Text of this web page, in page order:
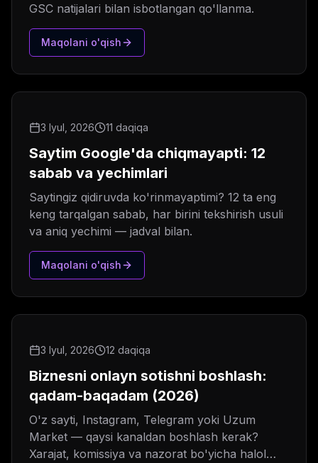
GSC natijalari bilan isbotlangan qo'llanma.
Maqolani o'qish
3 Iyul, 2026 11 daqiqa
Saytim Google'da chiqmayapti: 12
sabab va yechimlari
Saytingiz qidiruvda ko'rinmayaptimi? 12 ta eng
keng tarqalgan sabab, har birini tekshirish usuli
va aniq yechimi — jadval bilan.
Maqolani o'qish
3 Iyul, 2026 12 daqiqa
Biznesni onlayn sotishni boshlash:
qadam-baqadam (2026)
O'z sayti, Instagram, Telegram yoki Uzum
Market — qaysi kanaldan boshlash kerak?
Xarajat, komissiya va nazorat bo'yicha halol